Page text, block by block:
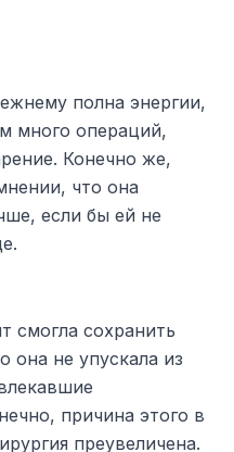
полна энергии,
много операций,
Конечно же,
что она
если бы ей не
смогла сохранить
она не упускала из
причина этого в
преувеличена.